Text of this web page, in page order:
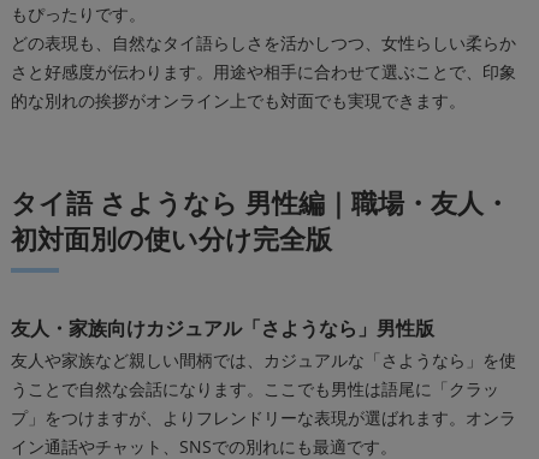
もぴったりです。
どの表現も、自然なタイ語らしさを活かしつつ、女性らしい柔らか
さと好感度が伝わります。用途や相手に合わせて選ぶことで、印象
的な別れの挨拶がオンライン上でも対面でも実現できます。
タイ語 さようなら 男性編｜職場・友人・
初対面別の使い分け完全版
友人・家族向けカジュアル「さようなら」男性版
友人や家族など親しい間柄では、カジュアルな「さようなら」を使
うことで自然な会話になります。ここでも男性は語尾に「クラッ
プ」をつけますが、よりフレンドリーな表現が選ばれます。オンラ
イン通話やチャット、SNSでの別れにも最適です。